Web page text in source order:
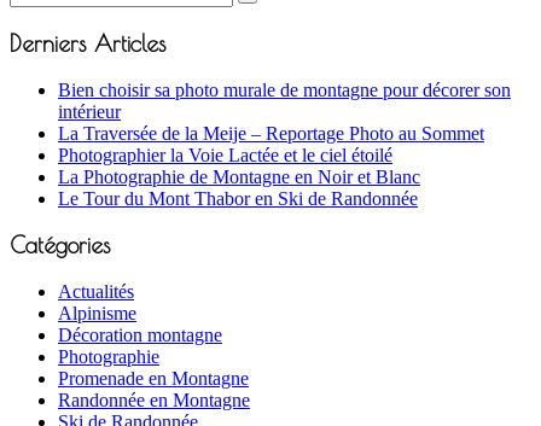
Derniers Articles
Bien choisir sa photo murale de montagne pour décorer son
intérieur
La Traversée de la Meije – Reportage Photo au Sommet
Photographier la Voie Lactée et le ciel étoilé
La Photographie de Montagne en Noir et Blanc
Le Tour du Mont Thabor en Ski de Randonnée
Catégories
Actualités
Alpinisme
Décoration montagne
Photographie
Promenade en Montagne
Randonnée en Montagne
Ski de Randonnée